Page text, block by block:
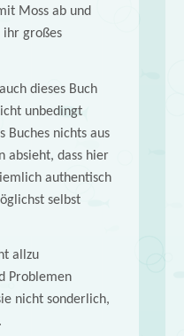
Moss ab und
großes
dieses Buch
unbedingt
Buches nichts aus
absieht, dass hier
authentisch
selbst
allzu
Problemen
nicht sonderlich,